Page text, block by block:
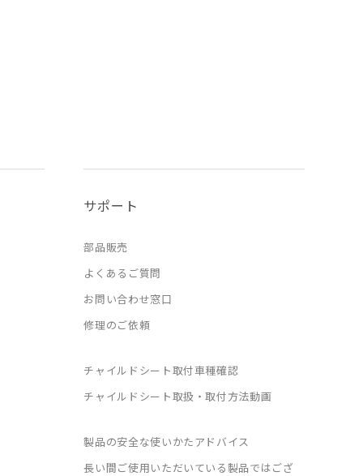
サポート
部品販売
よくあるご質問
お問い合わせ窓口
修理のご依頼
チャイルドシート取付車種確認
チャイルドシート取扱・取付方法動画
製品の安全な使いかたアドバイス
長い間ご使用いただいている製品ではござ